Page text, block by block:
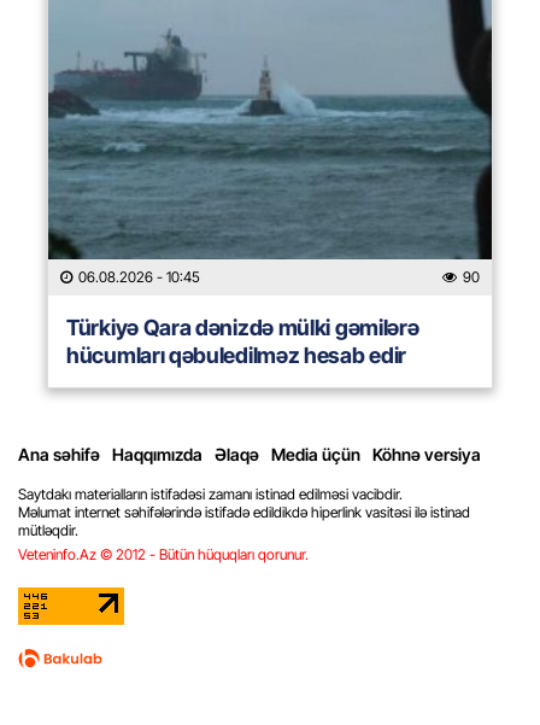
06.08.2026 - 10:45 90
Türkiyə Qara dənizdə mülki gəmilərə
hücumları qəbuledilməz hesab edir
Ana səhifə Haqqımızda Əlaqə Media üçün Köhnə versiya
Saytdakı materialların istifadəsi zamanı istinad edilməsi vacibdir.
Məlumat internet səhifələrində istifadə edildikdə hiperlink vasitəsi ilə istinad
mütləqdir.
Veteninfo.Az © 2012 - Bütün hüquqları qorunur.